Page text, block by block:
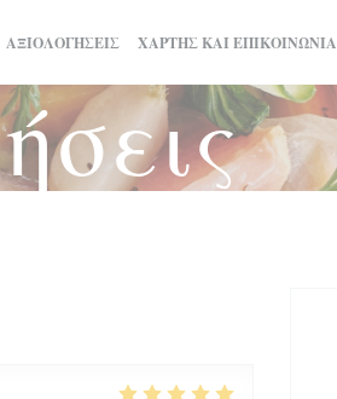
ΑΞΙΟΛΟΓΉΣΕΙΣ ΧΆΡΤΗΣ ΚΑΙ ΕΠΙΚΟΙΝΩΝΊΑ